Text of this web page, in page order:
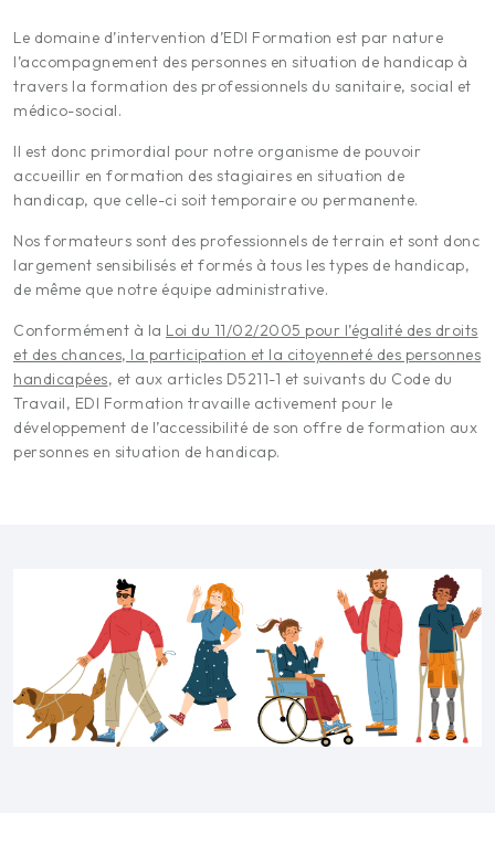
Le domaine d’intervention d’EDI Formation est par nature
l’accompagnement des personnes en situation de handicap à
travers la formation des professionnels du sanitaire, social et
médico-social.
Il est donc primordial pour notre organisme de pouvoir
accueillir en formation des stagiaires en situation de
handicap, que celle-ci soit temporaire ou permanente.
Nos formateurs sont des professionnels de terrain et sont donc
largement sensibilisés et formés à tous les types de handicap,
de même que notre équipe administrative.
Conformément à la Loi du 11/02/2005 pour l’égalité des droits
et des chances, la participation et la citoyenneté des personnes
handicapées, et aux articles D5211-1 et suivants du Code du
Travail, EDI Formation travaille activement pour le
développement de l’accessibilité de son offre de formation aux
personnes en situation de handicap.